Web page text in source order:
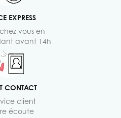
EXPRESS
vous en
avant 14h
CONTACT
client
écoute